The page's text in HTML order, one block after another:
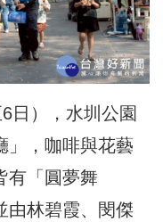
日），水圳公園
」，咖啡與花藝
有「圓夢舞
由林碧霞、閔傑